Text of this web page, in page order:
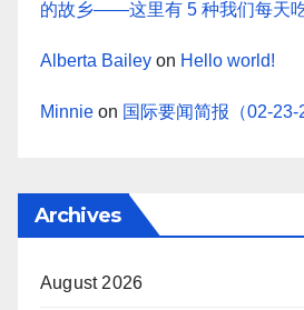
的故乡——这里有 5 种我们每天
Alberta Bailey on Hello world!
Minnie on 国际要闻简报（02-23-
Archives
August 2026